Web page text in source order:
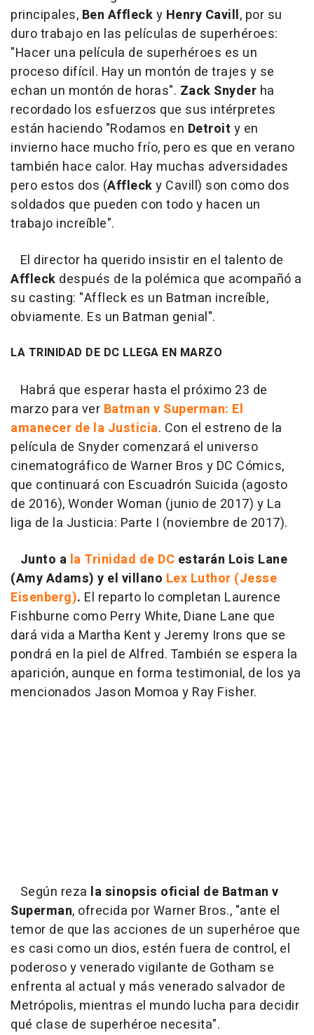
principales, Ben Afflecky Henry Cavill, por su
duro trabajo en las películas de superhéroes:
"Hacer una película de superhéroes es un
proceso difícil. Hay un montón de trajes y se
echan un montón de horas". Zack Snyder ha
recordado los esfuerzos que sus intérpretes
están haciendo "Rodamos en Detroit y en
invierno hace mucho frío, pero es que en verano
también hace calor. Hay muchas adversidades
pero estos dos (Afflecky Cavill) son como dos
soldados que pueden con todo y hacen un
trabajo increíble".
El director ha querido insistir en el talento de
Affleck después de la polémica que acompañó a
su casting: "Affleck es un Batman increíble,
obviamente. Es un Batman genial".
LA TRINIDAD DE DC LLEGA EN MARZO
Habrá que esperar hasta el próximo 23 de
marzo para ver Batman v Superman: El
amanecer de la Justicia. Con el estreno de la
película de Snyder comenzará el universo
cinematográfico de Warner Bros y DC Cómics,
que continuará con Escuadrón Suicida (agosto
de 2016), Wonder Woman (junio de 2017) y La
liga de la Justicia: Parte I (noviembre de 2017).
Junto a la Trinidad de DC estarán Lois Lane
(Amy Adams) y el villano Lex Luthor (Jesse
Eisenberg). El reparto lo completan Laurence
Fishburne como Perry White, Diane Lane que
dará vida a Martha Kent y Jeremy Irons que se
pondrá en la piel de Alfred. También se espera la
aparición, aunque en forma testimonial, de los ya
mencionados Jason Momoa y Ray Fisher.
Según reza la sinopsis oficial de Batman v
Superman, ofrecida por Warner Bros., "ante el
temor de que las acciones de un superhéroe que
es casi como un dios, estén fuera de control, el
poderoso y venerado vigilante de Gotham se
enfrenta al actual y más venerado salvador de
Metrópolis, mientras el mundo lucha para decidir
qué clase de superhéroe necesita".